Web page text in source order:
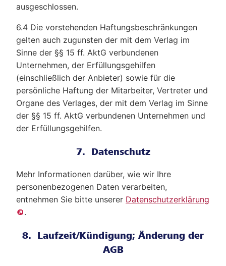
ausgeschlossen.
6.4 Die vorstehenden Haftungsbeschränkungen
gelten auch zugunsten der mit dem Verlag im
Sinne der §§ 15 ff. AktG verbundenen
Unternehmen, der Erfüllungsgehilfen
(einschließlich der Anbieter) sowie für die
persönliche Haftung der Mitarbeiter, Vertreter und
Organe des Verlages, der mit dem Verlag im Sinne
der §§ 15 ff. AktG verbundenen Unternehmen und
der Erfüllungsgehilfen.
7. Datenschutz
Mehr Informationen darüber, wie wir Ihre
personenbezogenen Daten verarbeiten,
entnehmen Sie bitte unserer Datenschutzerklärung
.
8. Laufzeit/Kündigung; Änderung der
AGB